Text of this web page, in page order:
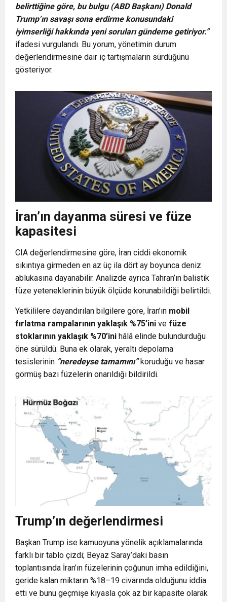
belirttiğine göre, bu bulgu (ABD Başkanı) Donald
Trump’ın savaşı sona erdirme konusundaki
iyimserliği hakkında yeni soruları gündeme getiriyor.”
ifadesi vurgulandı. Bu yorum, yönetimin durum
değerlendirmesine dair iç tartışmaların sürdüğünü
gösteriyor.
İran’ın dayanma süresi ve füze
kapasitesi
CIA değerlendirmesine göre, İran ciddi ekonomik
sıkıntıya girmeden en az üç ila dört ay boyunca deniz
ablukasına dayanabilir. Analizde ayrıca Tahran’ın balistik
füze yeteneklerinin büyük ölçüde korunabildiği belirtildi.
Yetkililere dayandırılan bilgilere göre, İran’ın mobil
fırlatma rampalarının yaklaşık %75’ini ve füze
stoklarının yaklaşık %70’ini hâlâ elinde bulundurduğu
öne sürüldü. Buna ek olarak, yeraltı depolama
tesislerinin “neredeyse tamamını”koruduğu ve hasar
görmüş bazı füzelerin onarıldığı bildirildi.
Trump’ın değerlendirmesi
Başkan Trump ise kamuoyuna yönelik açıklamalarında
farklı bir tablo çizdi; Beyaz Saray’daki basın
toplantısında İran’ın füzelerinin çoğunun imha edildiğini,
geride kalan miktarın %18–19 civarında olduğunu iddia
etti ve bunu geçmişe kıyasla çok az bir kapasite olarak